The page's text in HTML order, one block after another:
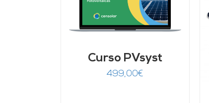
Curso PVsyst
499,00€
AÑADIR AL CARRITO
DETALLES